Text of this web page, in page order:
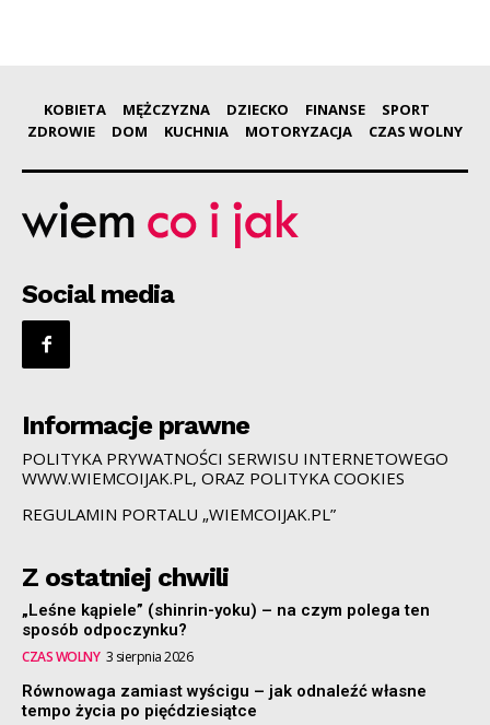
KOBIETA MĘŻCZYZNA DZIECKO FINANSE
SPORT
ZDROWIE
DOM KUCHNIA MOTORYZACJA CZAS WOLNY
Social media
Informacje prawne
POLITYKA PRYWATNOŚCI SERWISU INTERNETOWEGO
WWW.WIEMCOIJAK.PL, ORAZ POLITYKA COOKIES
REGULAMIN PORTALU „WIEMCOIJAK.PL”
Z ostatniej chwili
„Leśne kąpiele” (shinrin-yoku) – na czym polega ten
sposób odpoczynku?
CZAS WOLNY 3 sierpnia 2026
Równowaga zamiast wyścigu – jak odnaleźć własne
tempo życia po pięćdziesiątce